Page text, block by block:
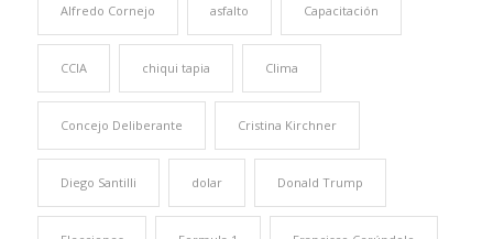
Alfredo Cornejo asfalto Capacitación
CCIA chiqui tapia Clima
Concejo Deliberante Cristina Kirchner
Diego Santilli dolar Donald Trump